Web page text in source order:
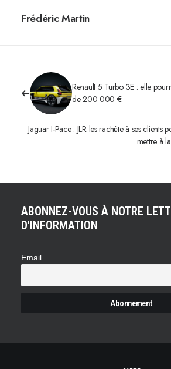
Frédéric Martin
Renault 5 Turbo 3E : elle
de 200 000 €
Jaguar I-Pace : JLR les rachète à ses clients
mettre à
ABONNEZ-VOUS À NOTRE
D'INFORMATION
Email